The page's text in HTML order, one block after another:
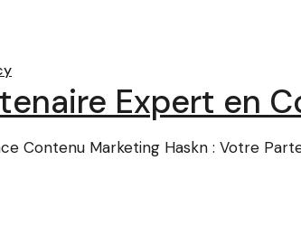
Expert en
Contenu Marketing Haskn : Votre